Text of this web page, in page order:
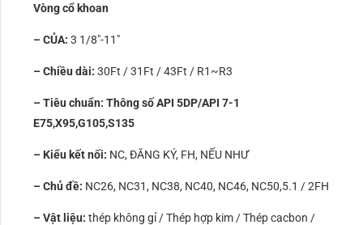
Vòng cổ khoan
– CỦA:3 1/8″-11″
– Chiều dài:30Ft / 31Ft / 43Ft / R1~R3
– Tiêu chuẩn: Thông số API 5DP/API 7-1
E75,X95,G105,S135
– Kiểu kết nối: NC, ĐĂNG KÝ, FH, NẾU NHƯ
– Chủ đề: NC26, NC31, NC38, NC40, NC46, NC50,5.1 / 2FH
– Vật liệu: thép không gỉ / Thép hợp kim / Thép cacbon /